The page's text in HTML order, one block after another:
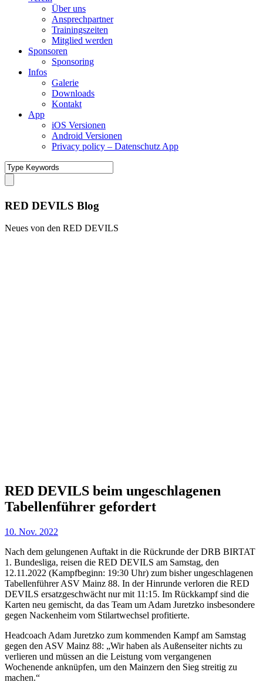
Über uns
Ansprechpartner
Trainingszeiten
Mitglied werden
Sponsoren
Sponsoring
Infos
Galerie
Downloads
Kontakt
App
iOS Versionen
Android Versionen
Privacy policy – Datenschutz App
RED DEVILS Blog
Neues von den RED DEVILS
RED DEVILS beim ungeschlagenen
Tabellenführer gefordert
10. Nov. 2022
Nach dem gelungenen Auftakt in die Rückrunde der DRB BIRTAT
1. Bundesliga, reisen die RED DEVILS am Samstag, den
12.11.2022 (Kampfbeginn: 19:30 Uhr) zum bisher ungeschlagenen
Tabellenführer ASV Mainz 88. In der Hinrunde verloren die RED
DEVILS ersatzgeschwächt nur mit 11:15. Im Rückkampf sind die
Karten neu gemischt, da das Team um Adam Juretzko insbesondere
gegen Nackenheim vom Stilartwechsel profitierte.
Headcoach Adam Juretzko zum kommenden Kampf am Samstag
gegen den ASV Mainz 88: „Wir haben als Außenseiter nichts zu
verlieren und müssen an die Leistung vom vergangenen
Wochenende anknüpfen, um den Mainzern den Sieg streitig zu
machen.“